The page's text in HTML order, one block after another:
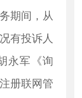
期间，从
有投诉人
永军《询
册联网管